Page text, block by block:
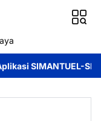
SIPAKU di PTUN